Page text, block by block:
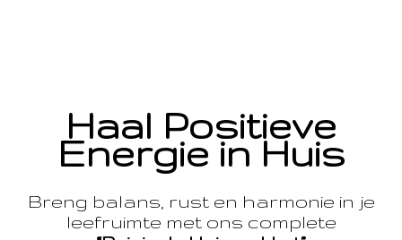
Haal Positieve
Energie in Huis
Breng balans, rust en harmonie in je
leefruimte met ons complete